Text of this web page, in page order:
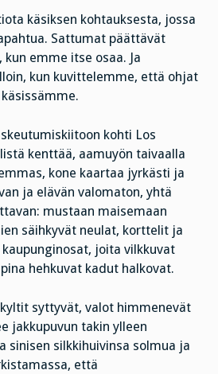
käsiksen kohtauksesta, jossa
Sattumat päättävät
emme itse osaa. Ja
kun kuvittelemme, että ohjat
kohti Los
kenttää, aamuyön taivaalla
kone kaartaa jyrkästi ja
ja elävän valomaton, yhtä
mustaan maisemaan
säihkyvät neulat, korttelit ja
joita vilkkuvat
hehkuvat kadut halkovat.
syttyvät, valot himmenevät
jakkupuvun takin ylleen
sinisen silkkihuivinsa solmua ja
että